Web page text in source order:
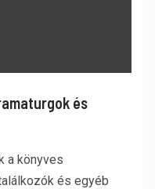
és
a könyves
és egyéb